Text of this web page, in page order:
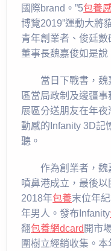
國際brand。”5包養
博覽2019”運動大將
青年創業者、俊廷
董事長魏嘉俊如是說
當日下戰書，魏
區當局政制及邊疆事
展區分送朋友在年
動感的Infanity 3D記
聽。
作為創業者，魏
噴鼻港成立，最後以
2018年包養末位年
年男人。發布Infanity
翻包養網dcard開市
圍樹立經銷收集。